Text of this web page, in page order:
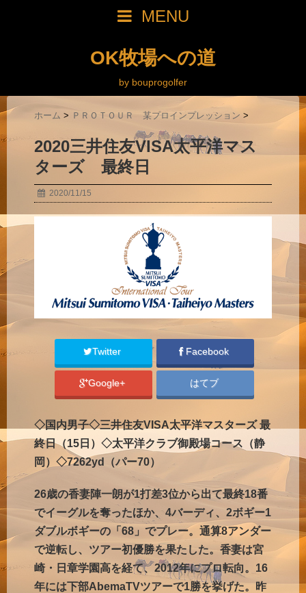
MENU
OK牧場への道
by bouprogolfer
ホーム > ＰＲＯＴＯＵＲ 某プロインプレッション >
2020三井住友VISA太平洋マス
ターズ 最終日
2020/11/15
Twitter Facebook
Google+ はてブ
◇国内男子◇三井住友VISA太平洋マスターズ 最
終日（15日）◇太平洋クラブ御殿場コース（静
岡）◇7262yd（パー70）
26歳の香妻陣一朗が1打差3位から出て最終18番
でイーグルを奪ったほか、4バーディ、2ボギー1
ダブルボギーの「68」でプレー。通算8アンダー
で逆転し、ツアー初優勝を果たした。香妻は宮
崎・日章学園高を経て、2012年にプロ転向。16
年には下部AbemaTVツアーで1勝を挙げた。昨